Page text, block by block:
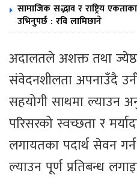
सामाजिक सद्भाव र राष्ट्रिय
उभिनुपर्छ : रवि लामिछाने
अदालतले अशक्त तथा ज्येष्ठ
संवेदनशीलता अपनाउँदै
सहयोगी साथमा ल्याउन
परिसरको स्वच्छता र
लगायतका पदार्थ सेवन
ल्याउन पूर्ण प्रतिबन्ध